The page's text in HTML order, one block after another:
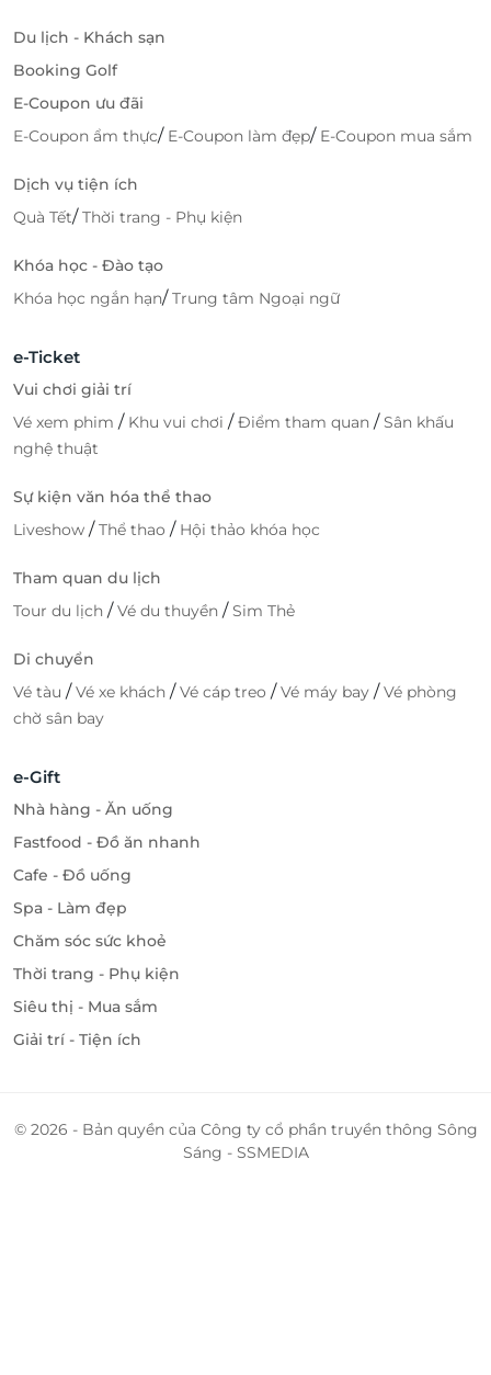
Du lịch - Khách sạn
Booking Golf
E-Coupon ưu đãi
E-Coupon ẩm thực/ E-Coupon làm đẹp/ E-Coupon mua sắm
Dịch vụ tiện ích
Quà Tết/Thời trang - Phụ kiện
Khóa học - Đào tạo
Khóa học ngắn hạn/Trung tâm Ngoại ngữ
e-Ticket
Vui chơi giải trí
Vé xem phim / Khu vui chơi /Điểm tham quan /Sân khấu
nghệ thuật
Sự kiện văn hóa thể thao
Liveshow /Thể thao / Hội thảo khóa học
Tham quan du lịch
Tour du lịch /Vé du thuyền /Sim Thẻ
Di chuyển
Vé tàu /Vé xe khách /Vé cáp treo /Vé máy bay /Vé phòng
chờ sân bay
e-Gift
Nhà hàng - Ăn uống
Fastfood - Đồ ăn nhanh
Cafe - Đồ uống
Spa - Làm đẹp
Chăm sóc sức khoẻ
Thời trang - Phụ kiện
Siêu thị - Mua sắm
Giải trí - Tiện ích
© 2026 - Bản quyền của Công ty cổ phần truyền thông Sông
Sáng - SSMEDIA